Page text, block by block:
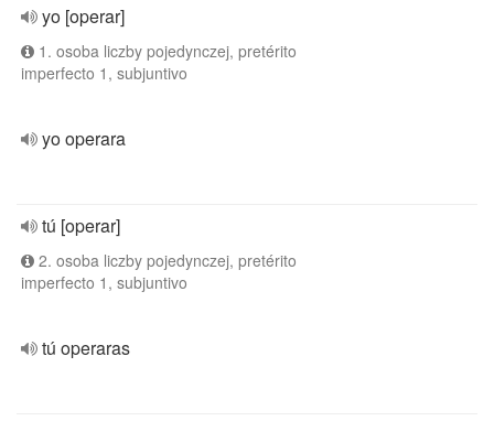
yo [operar]
1. osoba liczby pojedynczej, pretérito
imperfecto 1, subjuntivo
yo operara
tú [operar]
2. osoba liczby pojedynczej, pretérito
imperfecto 1, subjuntivo
tú operaras